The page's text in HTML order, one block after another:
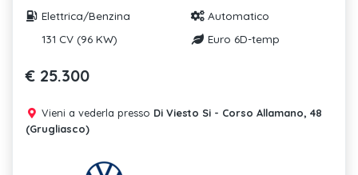
Elettrica/Benzina
Automatico
131 CV (96 KW)
Euro 6D-temp
€ 25.300
Vieni a vederla presso Di Viesto Si - Corso Allamano, 48
(Grugliasco)